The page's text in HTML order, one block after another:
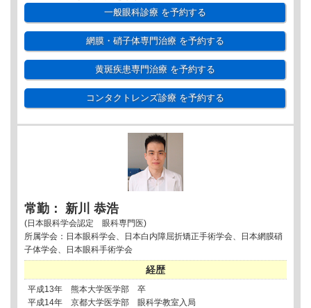
一般眼科診療を予約する
網膜・硝子体専門治療を予約する
黄斑疾患専門治療を予約する
コンタクトレンズ診療を予約する
常勤： 新川 恭浩
(日本眼科学会認定 眼科専門医)
所属学会：日本眼科学会、日本白内障屈折矯正手術学会、日本網膜硝
子体学会、日本眼科手術学会
経歴
平成13年 熊本大学医学部 卒
平成14年 京都大学医学部 眼科学教室入局